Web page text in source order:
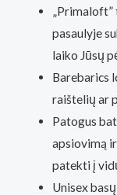
pasaulyje
laiko Jūsų
Barebarics
raištelių ar
Patogus
apsiovimą
patekti į
Unisex